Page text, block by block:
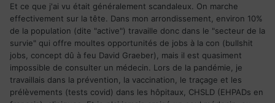
aucune chaleur humaine aucun savoir vivre.
Je suis désolée, mais le Québec vas à sa perte.
On te fait croire que le Québec est une province ouverte
chaleureuse et ou il fait bon vivre mais c est vraiment un
mensonge éhonté!!!
Quand tu sais que dans 50 ans il n'y aura plus de québécois
et que le Québec sera la nouvelle Afrique , ils sont pas prêt
du tout à faire face aux difficultés qui arrivent!!!
Et ce que j'ai vu était généralement scandaleux. On marche
effectivement sur la tête. Dans mon arrondissement, environ 10%
de la population (dite "active") travaille donc dans le "secteur de la
survie" qui offre moultes opportunités de jobs à la con (bullshit
jobs, concept dû à feu David Graeber), mais il est quasiment
impossible de consulter un médecin. Lors de la pandémie, je
travaillais dans la prévention, la vaccination, le traçage et les
prélèvements (tests covid) dans les hôpitaux, CHSLD (EHPADs en